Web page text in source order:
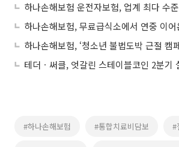
하나손해보험, 무료급식소에서 연중 이어
하나손해보험, ‘청소년 불법도박 근절 캠
테더ㆍ써클, 엇갈린 스테이블코인 2분기
#하나손해보험 #통합치료비담보 #